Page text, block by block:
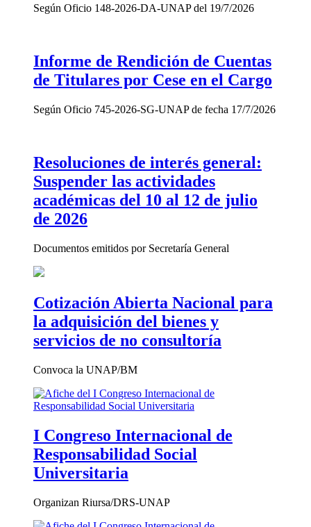
Según Oficio 148-2026-DA-UNAP del 19/7/2026
Informe de Rendición de Cuentas
de Titulares por Cese en el Cargo
Según Oficio 745-2026-SG-UNAP de fecha 17/7/2026
Resoluciones de interés general:
Suspender las actividades
académicas del 10 al 12 de julio
de 2026
Documentos emitidos por Secretaría General
Cotización Abierta Nacional para
la adquisición del bienes y
servicios de no consultoría
Convoca la UNAP/BM
I Congreso Internacional de
Responsabilidad Social
Universitaria
Organizan Riursa/DRS-UNAP